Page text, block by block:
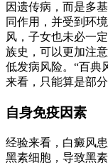
因遗传病，而是多
同作用，并受到环
风，子女也未必一
族史，可以更加注
低发病风险。“百典
来看，只能算是部
自身免疫因素
经验来看，白癜风
黑素细胞，导致黑